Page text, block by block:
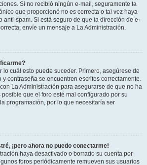
Si no recibió ningún e-mail, seguramente la
que proporcionó no es correcta o tal vez haya
anti-spam. Si está seguro de que la dirección de e-
envíe un mensaje a La Administración.
lo cuál esto puede suceder. Primero, asegúrese de
contraseña se encuentren escritos correctamente.
La Administración para asegurarse de que no ha
que el foro esté mal configurado por su
programación, por lo que necesitaría ser
¡pero ahora no puedo conectarme!
haya desactivado o borrado su cuenta por
foros periódicamente remueven sus usuarios